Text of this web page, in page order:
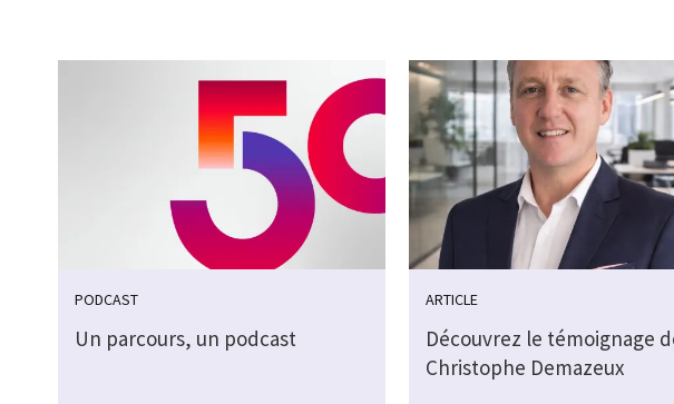
PODCAST
Un parcours, un podcast
ARTICLE
Découvrez le témoignage
Christophe Demazeux